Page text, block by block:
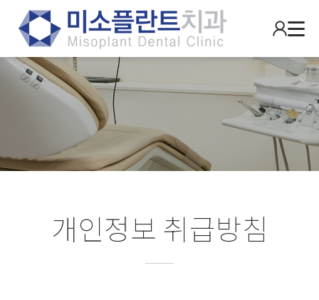
개인정보 취급방침